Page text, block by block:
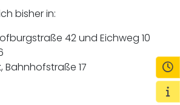
bisher in:
42 und Eichweg 10
, Bahnhofstraße 17